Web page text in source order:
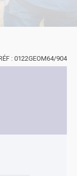
0122GEOM64/904